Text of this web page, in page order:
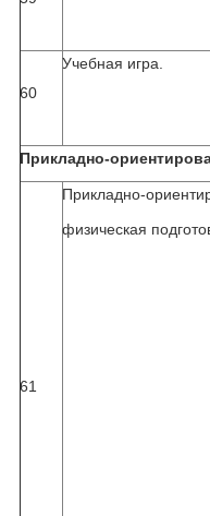
60
Учебная игра.
Прикладно-
61
Прикладно-
физическая